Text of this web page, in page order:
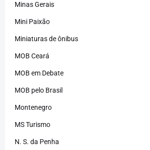
Minas Gerais
Mini Paixão
Miniaturas de ônibus
MOB Ceará
MOB em Debate
MOB pelo Brasil
Montenegro
MS Turismo
N. S. da Penha